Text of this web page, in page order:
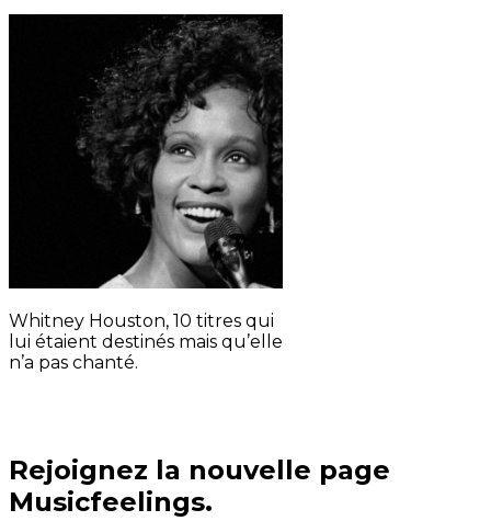
Whitney Houston, 10 titres qui
lui étaient destinés mais qu’elle
n’a pas chanté.
Rejoignez la nouvelle page
Musicfeelings.